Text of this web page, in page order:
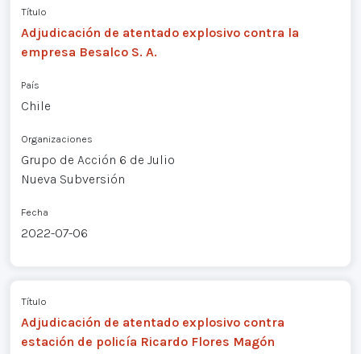
Título
Adjudicación de atentado explosivo contra la
empresa Besalco S. A.
País
Chile
Organizaciones
Grupo de Acción 6 de Julio
Nueva Subversión
Fecha
2022-07-06
Título
Adjudicación de atentado explosivo contra
estación de policía Ricardo Flores Magón